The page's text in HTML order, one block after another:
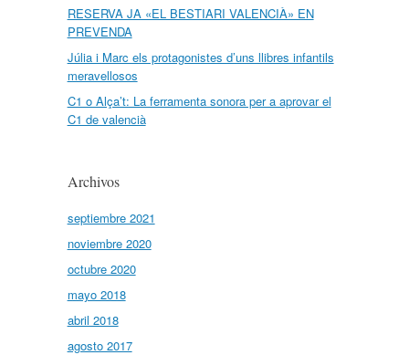
RESERVA JA «EL BESTIARI VALENCIÀ» EN
PREVENDA
Júlia i Marc els protagonistes d’uns llibres infantils
meravellosos
C1 o Alça’t: La ferramenta sonora per a aprovar el
C1 de valencià
Archivos
septiembre 2021
noviembre 2020
octubre 2020
mayo 2018
abril 2018
agosto 2017